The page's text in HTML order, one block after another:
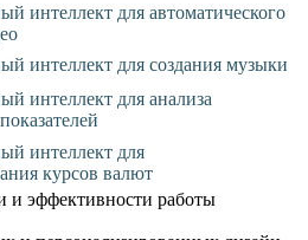
интеллект для автоматического
интеллект для создания музыки
интеллект для анализа
интеллект для
курсов валют
и эффективности работы